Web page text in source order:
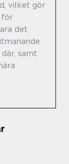
vilket gör
för
det
samt